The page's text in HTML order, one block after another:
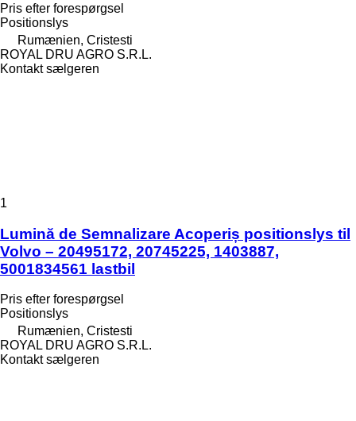
Pris efter forespørgsel
Positionslys
Rumænien, Cristesti
ROYAL DRU AGRO S.R.L.
Kontakt sælgeren
1
Lumină de Semnalizare Acoperiș positionslys til
Volvo – 20495172, 20745225, 1403887,
5001834561 lastbil
Pris efter forespørgsel
Positionslys
Rumænien, Cristesti
ROYAL DRU AGRO S.R.L.
Kontakt sælgeren